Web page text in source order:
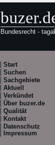
Bundesrecht -
Start
Suchen
Sachgebiete
Aktuell
Verkündet
Über buzer.de
Qualität
Kontakt
Datenschutz
Impressum